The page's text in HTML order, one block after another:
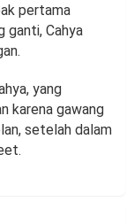
pertama
ganti, Cahya
yang
karena gawang
setelah dalam